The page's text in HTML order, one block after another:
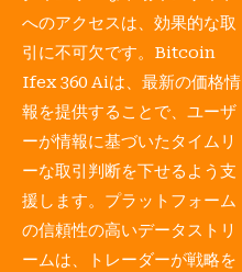
へのアクセスは、効果的な取
引に不可欠です。Bitcoin
Ifex 360 Aiは、最新の価格情
報を提供することで、ユーザ
ーが情報に基づいたタイムリ
ーな取引判断を下せるよう支
援します。プラットフォーム
の信頼性の高いデータストリ
ームは、トレーダーが戦略を